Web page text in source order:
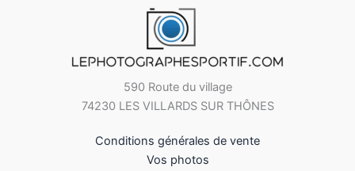
590 Route du village
74230 LES VILLARDS SUR THÔNES
Conditions générales de vente
Vos photos